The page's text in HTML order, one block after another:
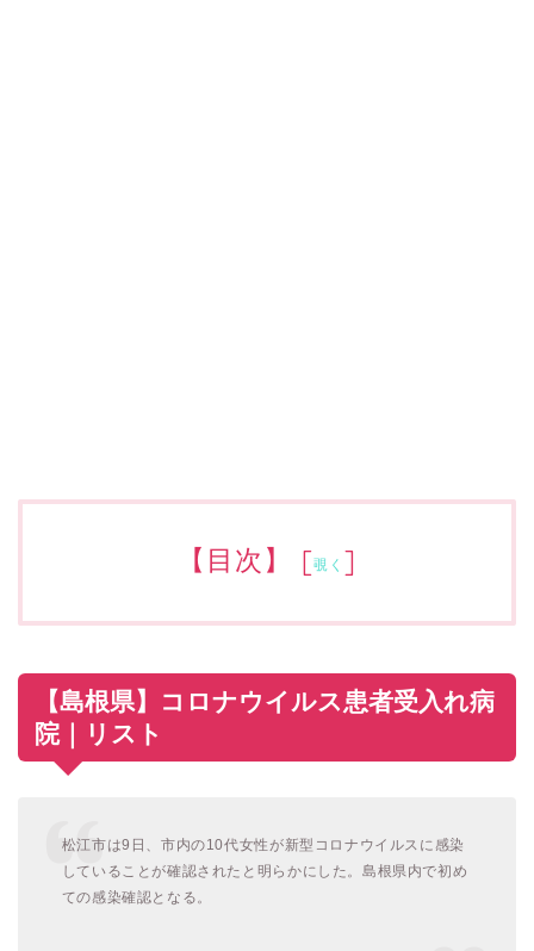
【目次】 [覗く ]
【島根県】コロナウイルス患者受入れ病
院｜リスト
松江市は9日、市内の10代女性が新型コロナウイルスに感染
していることが確認されたと明らかにした。島根県内で初め
ての感染確認となる。